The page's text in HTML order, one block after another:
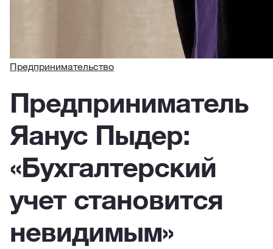
Предпринимательство
Предприниматель
Яанус Пыдер:
«Бухгалтерский
учет становится
невидимым»